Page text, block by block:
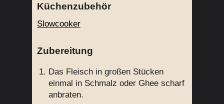
Küchenzubehör
Slowcooker
Zubereitung
Das Fleisch in großen Stücken
einmal in Schmalz oder Ghee scharf
anbraten.